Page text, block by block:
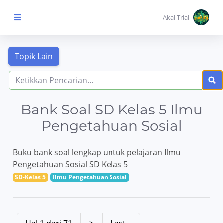
Beranda Anak
MENU
KONTEN
Topik
Aktivitas
Akal Trial
Bank Soal SD Kelas 5 Ilmu
Pengetahuan Sosial
Buku bank soal lengkap untuk pelajaran Ilmu
Pengetahuan Sosial SD Kelas 5
SD-Kelas 5 Ilmu Pengetahuan Sosial